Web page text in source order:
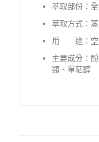
萃取部份：
萃取方式：
用 途：空
主要成分：
類、單萜醇